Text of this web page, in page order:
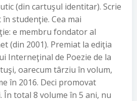
(din cartuşul identitar). Scrie
studenţie. Cea mai
e membru fondator al
(din 2001). Premiat la ediţia
Interneţinal de Poezie de la
oarecum târziu în volum,
în 2016. Deci promovat
În total 8 volume în 5 ani, nu